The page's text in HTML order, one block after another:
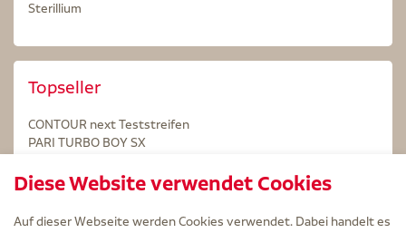
Sterillium
Topseller
CONTOUR next Teststreifen
PARI TURBO BOY SX
Kintex Kinesiologie Tape blau
Diese Website verwendet Cookies
Auf dieser Webseite werden Cookies verwendet. Dabei handelt es